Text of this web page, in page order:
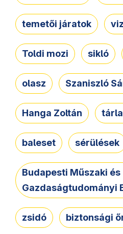
temetői járatok
Toldi mozi sikló
olasz Szaniszló
Hanga Zoltán
baleset sérülések
Budapesti Műszaki és
Gazdaságtudományi
zsidó biztonsági